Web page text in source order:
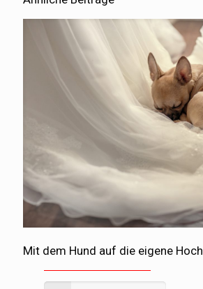
Mit dem Hund auf die eigene